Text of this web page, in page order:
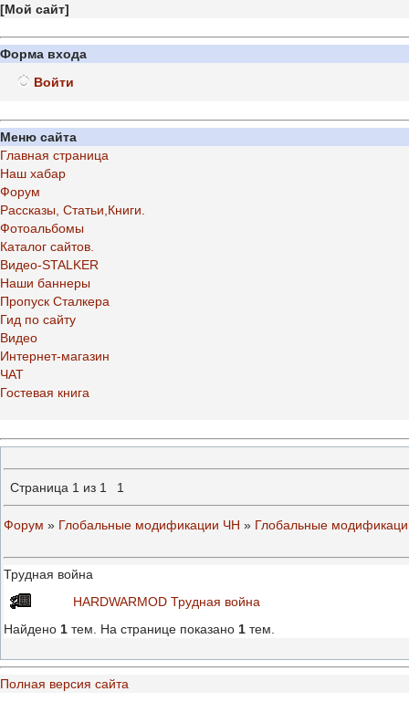
[Мой сайт]
Форма входа
Войти
Меню сайта
Главная страница
Наш хабар
Форум
Рассказы, Статьи,Книги.
Фотоальбомы
Каталог сайтов.
Видео-STALKER
Наши баннеры
Пропуск Сталкера
Гид по сайту
Видео
Интернет-магазин
ЧАТ
Гостевая книга
Страница 1 из 1 1
Форум » Глобальные модификации ЧН » Глобальные
Трудная война
HARDWARMOD Трудная война
Найдено 1 тем. На странице показано 1 тем.
Полная версия сайта